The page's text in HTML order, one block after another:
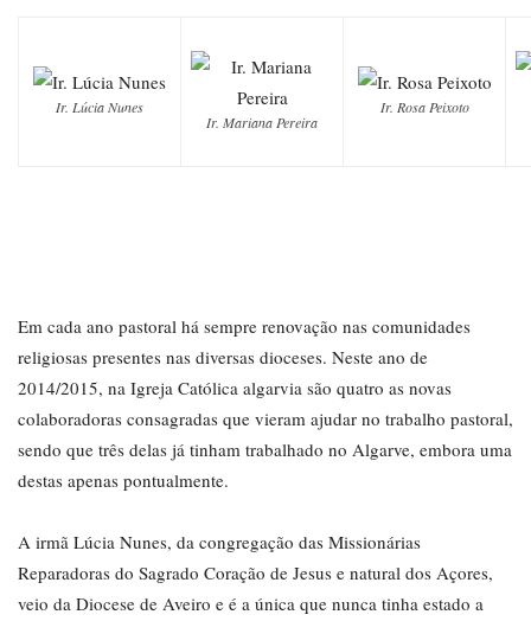
Ir. Lúcia Nunes
Ir. Mariana Pereira
Ir. Rosa Peixoto
Em cada ano pastoral há sempre renovação nas comunidades
religiosas presentes nas diversas dioceses. Neste ano de
2014/2015, na Igreja Católica algarvia são quatro as novas
colaboradoras consagradas que vieram ajudar no trabalho pastoral,
sendo que três delas já tinham trabalhado no Algarve, embora uma
destas apenas pontualmente.
A irmã Lúcia Nunes, da congregação das Missionárias
Reparadoras do Sagrado Coração de Jesus e natural dos Açores,
veio da Diocese de Aveiro e é a única que nunca tinha estado a